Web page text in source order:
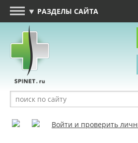
РАЗДЕЛЫ САЙТА
Войти и проверить